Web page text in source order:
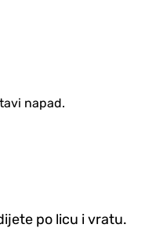
napad.
po licu i vratu.